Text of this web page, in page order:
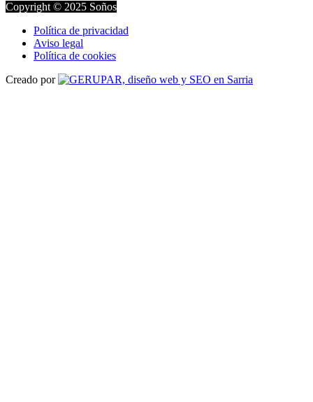
Copyright © 2025 Soños
Política de privacidad
Aviso legal
Política de cookies
Creado por